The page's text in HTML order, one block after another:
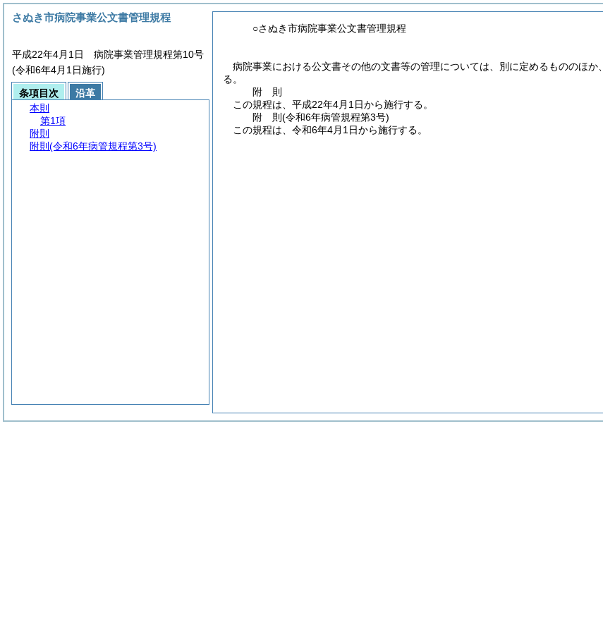
○さぬき市病院事業公文書管理規程
病院事業における公文書その他の文書等の管理については、別に定めるもののほか、
る。
附 則
この規程は、平成22年4月1日から施行する。
附 則(令和6年病管規程第3号)
この規程は、令和6年4月1日から施行する。
さぬき市病院事業公文書管理規程
平成22年4月1日 病院事業管理規程第10号
(令和6年4月1日施行)
条項目次
沿革
本則
第1項
附則
附則 (令和6年病管規程第3号)